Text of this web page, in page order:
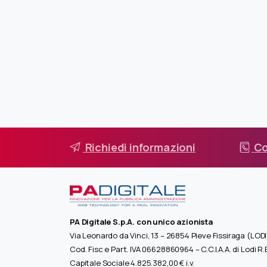
Richiedi informazioni
PA Digitale S.p.A. con unico azionista
Via Leonardo da Vinci, 13 – 26854 Pieve Fissiraga
Cod. Fisc e Part. IVA 06628860964 – C.C.I.A.A. di Lodi
Capitale Sociale 4.825.382,00 € i.v.